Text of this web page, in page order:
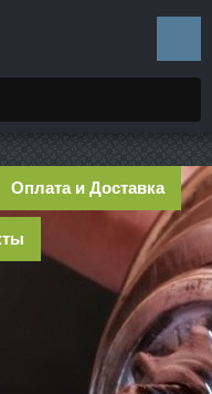
Оплата и Доставка